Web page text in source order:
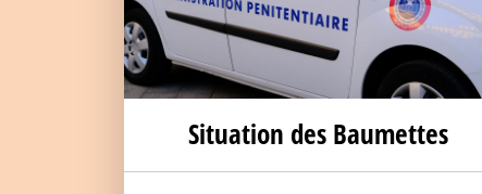
Situation des Baumettes